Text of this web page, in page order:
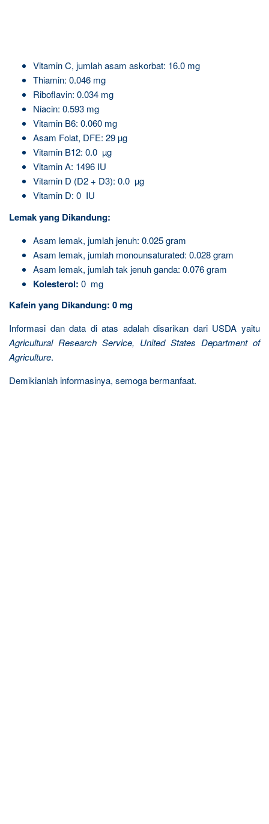
Vitamin C, jumlah asam askorbat: 16.0 mg
Thiamin: 0.046 mg
Riboflavin: 0.034 mg
Niacin: 0.593 mg
Vitamin B6: 0.060 mg
Asam Folat, DFE: 29 µg
Vitamin B12: 0.0 µg
Vitamin A: 1496 IU
Vitamin D (D2 + D3): 0.0 µg
Vitamin D: 0 IU
Lemak yang Dikandung:
Asam lemak, jumlah jenuh: 0.025 gram
Asam lemak, jumlah monounsaturated: 0.028 gram
Asam lemak, jumlah tak jenuh ganda: 0.076 gram
Kolesterol: 0 mg
Kafein yang Dikandung: 0 mg
Informasi dan data di atas adalah disarikan dari USDA yaitu
Agricultural Research Service, United States Department of
Agriculture.
Demikianlah informasinya, semoga bermanfaat.